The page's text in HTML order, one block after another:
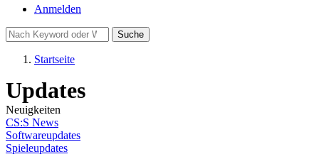
Benutzermenü
Anmelden
Suche
Startseite
Updates
Neuigkeiten
CS:S News
Softwareupdates
Spieleupdates